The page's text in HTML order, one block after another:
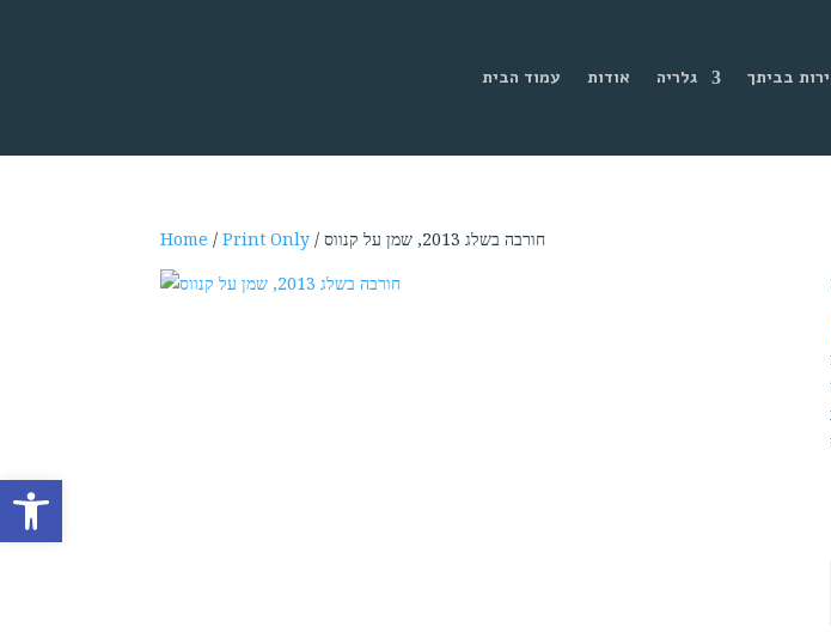
Open toolbar
עמוד הבית אודות גלריה בביתך
Home /Print Only / חורבה בשלג 2013, שמן על קנווס